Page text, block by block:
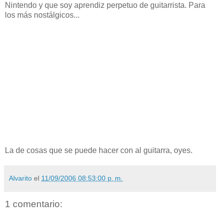
Nintendo y que soy aprendiz perpetuo de guitarrista. Para
los más nostálgicos...
La de cosas que se puede hacer con al guitarra, oyes.
Alvarito el 11/09/2006 08:53:00 p. m.
1 comentario: